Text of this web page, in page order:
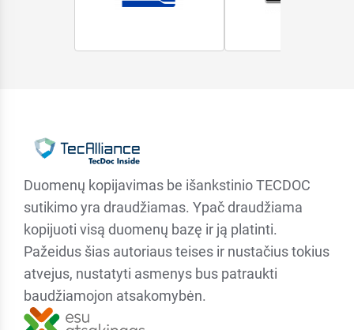
Duomenų kopijavimas be išankstinio TECDOC
sutikimo yra draudžiamas. Ypač draudžiama
kopijuoti visą duomenų bazę ir ją platinti.
Pažeidus šias autoriaus teises ir nustačius tokius
atvejus, nustatyti asmenys bus patraukti
baudžiamojon atsakomybėn.